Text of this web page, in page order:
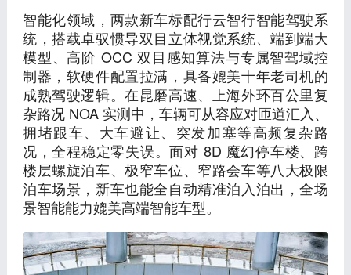
智能化领域，两款新车标配行云智行智能驾驶系
统，搭载卓驭惯导双目立体视觉系统、端到端大
模型、高阶 OCC 双目感知算法与专属智驾域控
制器，软硬件配置拉满，具备媲美十年老司机的
成熟驾驶逻辑。在昆磨高速、上海外环百公里复
杂路况 NOA 实测中，车辆可从容应对匝道汇入、
拥堵跟车、大车避让、突发加塞等高频复杂路
况，全程稳定零失误。面对 8D 魔幻停车楼、跨
楼层螺旋泊车、极窄车位、窄路会车等八大极限
泊车场景，新车也能全自动精准泊入泊出，全场
景智能能力媲美高端智能车型。